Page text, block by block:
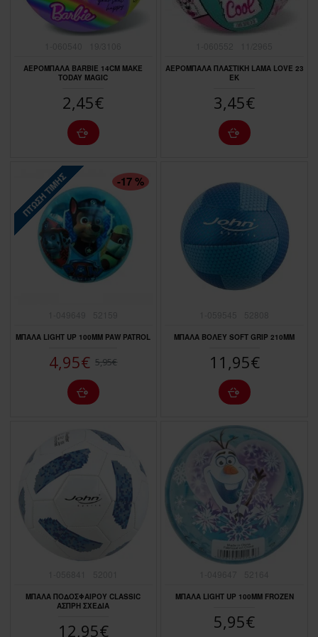
ΑΕΡΟΜΠΑΛΑ BARBIE 14CM MAKE
TODAY MAGIC
2,45€
ΑΕΡΟΜΠΑΛΑ ΠΛΑΣΤΙΚΗ LAMA LOVE 23
EK
3,45€
ΠΤΏΣΗ ΤΙΜΉΣ -17 %
ΜΠΑΛΑ LIGHT UP 100MM PAW PATROL
4,95€ 5,95€
ΜΠΑΛΑ ΒΟΛΕY SOFT GRIP 210MM
11,95€
ΜΠΑΛΑ ΠΟΔΟΣΦΑΙΡΟΥ CLASSIC
ΑΣΠΡΗ ΣΧΈΔΙΑ
12,95€
ΜΠΑΛΑ LIGHT UP 100MM FROZEN
5,95€